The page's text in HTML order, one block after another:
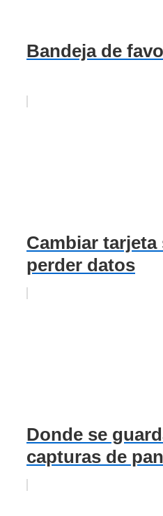
Bandeja de
Cambiar
perder datos
Donde se
capturas de